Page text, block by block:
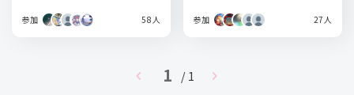
参加 58人 参加 27人
chevron_left 1 / 1 chevron_right